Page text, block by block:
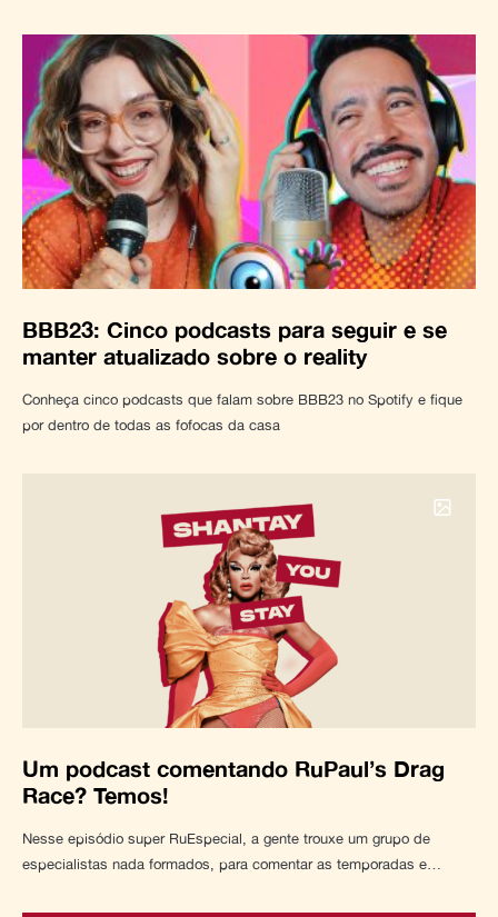
BBB23: Cinco podcasts para seguir e se
manter atualizado sobre o reality
Conheça cinco podcasts que falam sobre BBB23 no Spotify e fique
por dentro de todas as fofocas da casa
Um podcast comentando RuPaul’s Drag
Race? Temos!
Nesse episódio super RuEspecial, a gente trouxe um grupo de
especialistas nada formados, para comentar as temporadas e…